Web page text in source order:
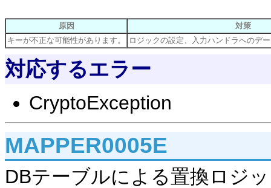
原因
対策
キーが不正な可能性があります。
ロジックの設定、入力ハンドラへのデ
対応するエラー
CryptoException
MAPPER0005E
DBテーブルによる置換ロジ